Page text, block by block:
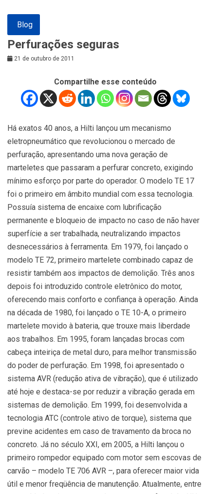
Blog
Perfurações seguras
21 de outubro de 2011
Compartilhe esse conteúdo
Há exatos 40 anos, a Hilti lançou um mecanismo
eletropneumático que revolucionou o mercado de
perfuração, apresentando uma nova geração de
marteletes que passaram a perfurar concreto, exigindo
mínimo esforço por parte do operador. O modelo TE 17
foi o primeiro em âmbito mundial com essa tecnologia.
Possuía sistema de encaixe com lubrificação
permanente e bloqueio de impacto no caso de não haver
superfície a ser trabalhada, neutralizando impactos
desnecessários à ferramenta. Em 1979, foi lançado o
modelo TE 72, primeiro martelete combinado capaz de
resistir também aos impactos de demolição. Três anos
depois foi introduzido controle eletrônico do motor,
oferecendo mais conforto e confiança à operação. Ainda
na década de 1980, foi lançado o TE 10-A, o primeiro
martelete movido à bateria, que trouxe mais liberdade
aos trabalhos. Em 1995, foram lançadas brocas com
cabeça inteiriça de metal duro, para melhor transmissão
do poder de perfuração. Em 1998, foi apresentado o
sistema AVR (redução ativa de vibração), que é utilizado
até hoje e destaca-se por reduzir a vibração gerada em
sistemas de demolição. Em 1999, foi desenvolvida a
tecnologia ATC (controle ativo de torque), sistema que
previne acidentes em caso de travamento da broca no
concreto. Já no século XXI, em 2005, a Hilti lançou o
primeiro rompedor equipado com motor sem escovas de
carvão – modelo TE 706 AVR –, para oferecer maior vida
útil e menor freqüência de manutenção. Atualmente, entre